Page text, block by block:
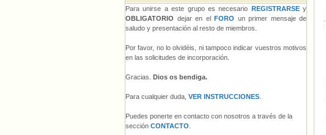
Para unirse a este grupo es necesario REGISTRARSEy
OBLIGATORIO dejar en el FORO un primer mensaje de
saludo y presentación al resto de miembros.
Por favor, no lo olvidéis, ni tampoco indicar vuestros motivos
en las solicitudes de incorporación.
Gracias. Dios os bendiga.
Para cualquier duda, VER INSTRUCCIONES
Puedes ponerte en contacto con nosotros a través de la
sección CONTACTO